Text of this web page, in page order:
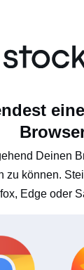
Deinen
zu können.
Edge oder